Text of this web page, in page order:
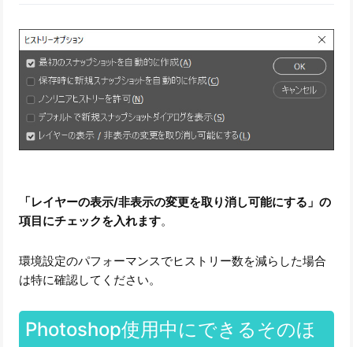
「レイヤーの表示/非表示の変更を取り消し可能にする」の
項目にチェックを入れます。
環境設定のパフォーマンスでヒストリー数を減らした場合
は特に確認してください。
Photoshop使用中にできるそのほ